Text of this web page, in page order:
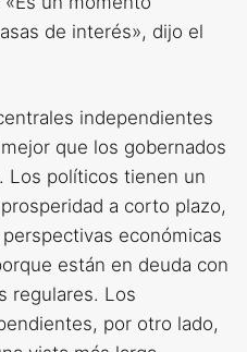
de interés», dijo el
independientes
que los gobernados
Los políticos tienen un
a corto plazo,
económicas
están en deuda con
regulares. Los
por otro lado,